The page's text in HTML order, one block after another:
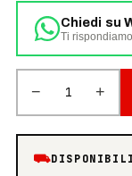
Chiedi su
Ti
− 1 +
⛟